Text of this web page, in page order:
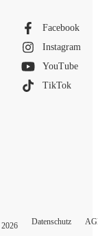
Facebook
Instagram
YouTube
TikTok
2026 Datenschutz